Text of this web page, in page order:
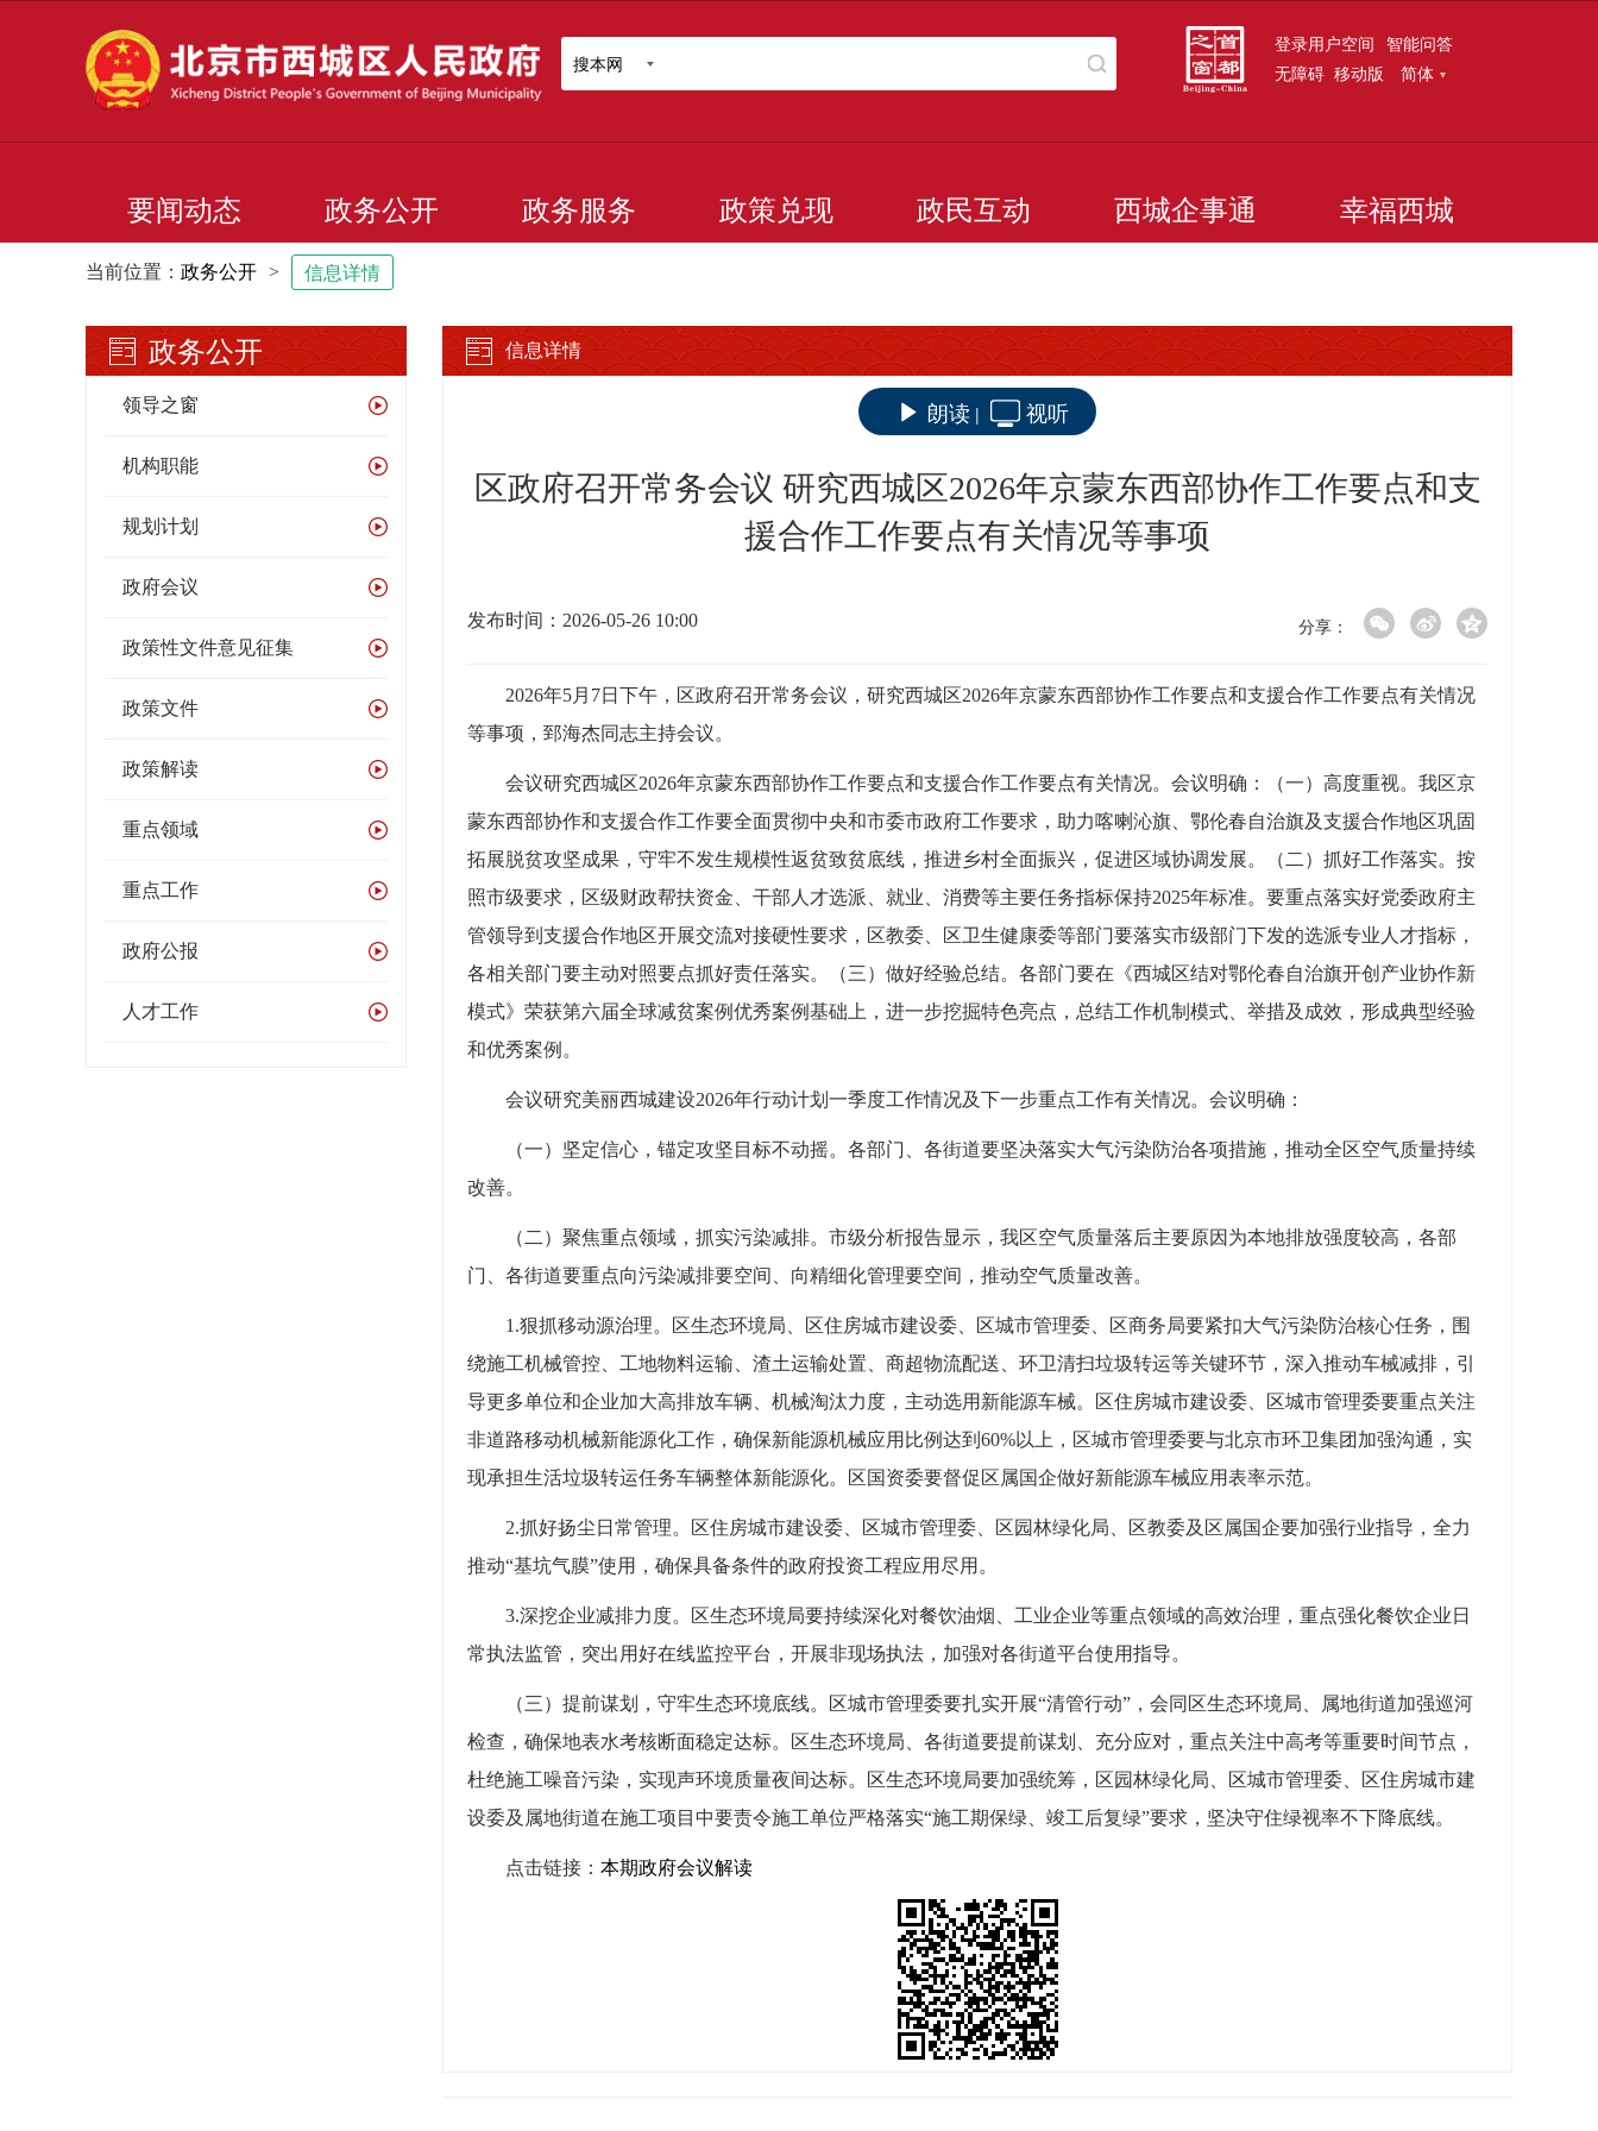
搜本网
登录用户空间 智能问答
无障碍 移动版 简体
要闻动态 政务公开 政务服务 政策兑现 政民互动 西城企事通 幸福西城
当前位置： 政务公开 > 信息详情
政务公开
领导之窗
机构职能
规划计划
政府会议
政策性文件意见征集
政策文件
政策解读
重点领域
重点工作
政府公报
人才工作
信息详情
朗读 | 视听
区政府召开常务会议 研究西城区2026年京蒙东西部协作工作要点和支
援合作工作要点有关情况等事项
发布时间：2026-05-26 10:00 分享：
2026年5月7日下午，区政府召开常务会议，研究西城区2026年京蒙东西部协作工作要点和支援合作工作要点有关情况
等事项，郅海杰同志主持会议。
会议研究西城区2026年京蒙东西部协作工作要点和支援合作工作要点有关情况。会议明确：（一）高度重视。我区京
蒙东西部协作和支援合作工作要全面贯彻中央和市委市政府工作要求，助力喀喇沁旗、鄂伦春自治旗及支援合作地区巩固
拓展脱贫攻坚成果，守牢不发生规模性返贫致贫底线，推进乡村全面振兴，促进区域协调发展。（二）抓好工作落实。按
照市级要求，区级财政帮扶资金、干部人才选派、就业、消费等主要任务指标保持2025年标准。要重点落实好党委政府主
管领导到支援合作地区开展交流对接硬性要求，区教委、区卫生健康委等部门要落实市级部门下发的选派专业人才指标，
各相关部门要主动对照要点抓好责任落实。（三）做好经验总结。各部门要在《西城区结对鄂伦春自治旗开创产业协作新
模式》荣获第六届全球减贫案例优秀案例基础上，进一步挖掘特色亮点，总结工作机制模式、举措及成效，形成典型经验
和优秀案例。
会议研究美丽西城建设2026年行动计划一季度工作情况及下一步重点工作有关情况。会议明确：
（一）坚定信心，锚定攻坚目标不动摇。各部门、各街道要坚决落实大气污染防治各项措施，推动全区空气质量持续
改善。
（二）聚焦重点领域，抓实污染减排。市级分析报告显示，我区空气质量落后主要原因为本地排放强度较高，各部
门、各街道要重点向污染减排要空间、向精细化管理要空间，推动空气质量改善。
1.狠抓移动源治理。区生态环境局、区住房城市建设委、区城市管理委、区商务局要紧扣大气污染防治核心任务，围
绕施工机械管控、工地物料运输、渣土运输处置、商超物流配送、环卫清扫垃圾转运等关键环节，深入推动车械减排，引
导更多单位和企业加大高排放车辆、机械淘汰力度，主动选用新能源车械。区住房城市建设委、区城市管理委要重点关注
非道路移动机械新能源化工作，确保新能源机械应用比例达到60%以上，区城市管理委要与北京市环卫集团加强沟通，实
现承担生活垃圾转运任务车辆整体新能源化。区国资委要督促区属国企做好新能源车械应用表率示范。
2.抓好扬尘日常管理。区住房城市建设委、区城市管理委、区园林绿化局、区教委及区属国企要加强行业指导，全力
推动“基坑气膜”使用，确保具备条件的政府投资工程应用尽用。
3.深挖企业减排力度。区生态环境局要持续深化对餐饮油烟、工业企业等重点领域的高效治理，重点强化餐饮企业日
常执法监管，突出用好在线监控平台，开展非现场执法，加强对各街道平台使用指导。
（三）提前谋划，守牢生态环境底线。区城市管理委要扎实开展“清管行动”，会同区生态环境局、属地街道加强巡河
检查，确保地表水考核断面稳定达标。区生态环境局、各街道要提前谋划、充分应对，重点关注中高考等重要时间节点，
杜绝施工噪音污染，实现声环境质量夜间达标。区生态环境局要加强统筹，区园林绿化局、区城市管理委、区住房城市建
设委及属地街道在施工项目中要责令施工单位严格落实“施工期保绿、竣工后复绿”要求，坚决守住绿视率不下降底线。
点击链接： 本期政府会议解读